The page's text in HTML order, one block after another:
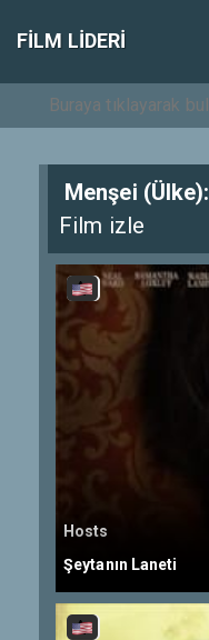
FILM LIDERI
Menşei (Ülke):
Film izle
Hosts
Şeytanın Laneti